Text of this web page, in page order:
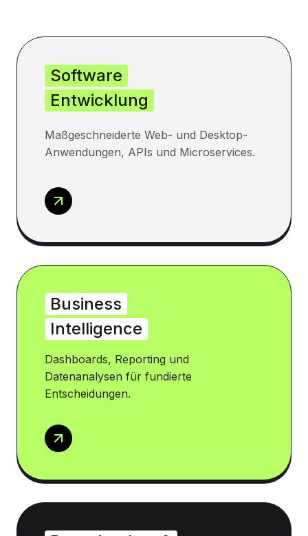
Software
Entwicklung
Maßgeschneiderte Web- und Desktop-
Anwendungen, APIs und Microservices.
Business
Intelligence
Dashboards, Reporting und
Datenanalysen für fundierte
Entscheidungen.